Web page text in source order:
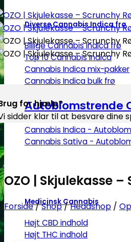
Diverse Cannabis Indica frø
Billige Cannabis Indica frø
Top 10 Cannabis Indica
Cannabis Indica mix-pakker
Cannabis Indica bulk frø
Autoblomstrende
Cannabis Indica -
Cannabis Sativa -
Medicinsk Cannabis
Højt CBD indhold
Højt THC indhold
for hjælp?
sidder klar til at besvare dine
OZO | Skjulekasse
Forside/Shop/Headshop /